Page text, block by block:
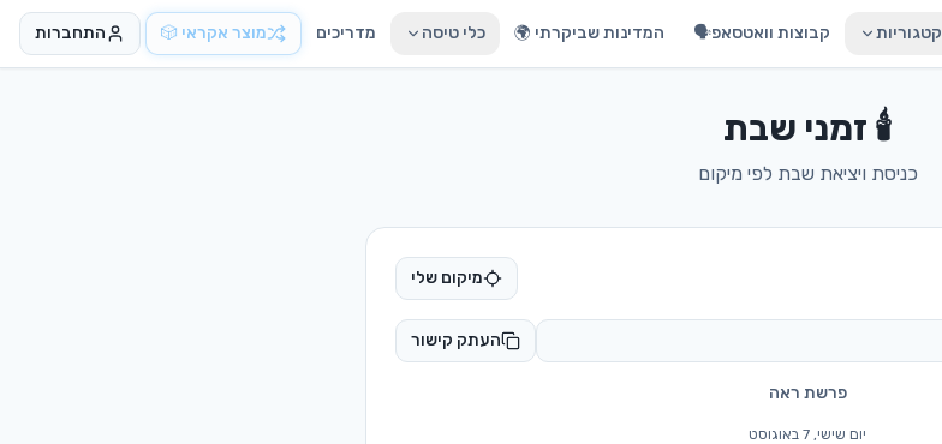
קטגוריות קבוצות וואטסאפ🗣️ המדינות שביקרתי 🌍 כלי טיסה מדריכים מוצר אקראי 🎲 התחברות
🕯️ זמני שבת
כניסת ויציאת שבת לפי מיקום
מיקום שלי
העתק קישור
פרשת ראה
יום שישי, 7 באוגוסט